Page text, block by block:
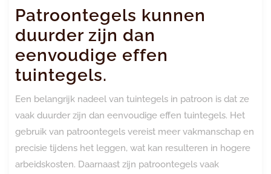
Patroontegels kunnen
duurder zijn dan
eenvoudige effen
tuintegels.
Een belangrijk nadeel van tuintegels in patroon is dat ze
vaak duurder zijn dan eenvoudige effen tuintegels. Het
gebruik van patroontegels vereist meer vakmanschap en
precisie tijdens het leggen, wat kan resulteren in hogere
arbeidskosten. Daarnaast zijn patroontegels vaak